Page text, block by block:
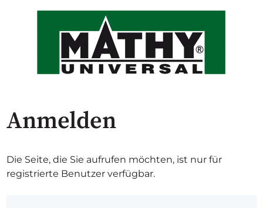
Anmelden
Die Seite, die Sie aufrufen möchten, ist nur für
registrierte Benutzer verfügbar.